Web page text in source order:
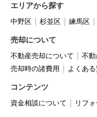
エリアから探す
中野区 杉並区 練馬区
売却について
不動産売却について 不
売却時の諸費用
よくあ
コンテンツ
資金相談について リフ